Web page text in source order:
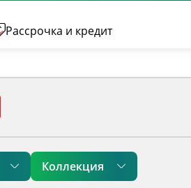
Рассрочка и кредит
Коллекция